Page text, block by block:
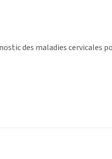
des maladies cervicales